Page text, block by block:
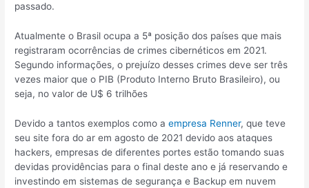
passado.
Atualmente o Brasil ocupa a 5ª posição dos países que mais
registraram ocorrências de crimes cibernéticos em 2021.
Segundo informações, o prejuízo desses crimes deve ser três
vezes maior que o PIB (Produto Interno Bruto Brasileiro), ou
seja, no valor de U$ 6 trilhões
Devido a tantos exemplos como aempresa Renner, que teve
seu site fora do ar em agosto de 2021 devido aos ataques
hackers, empresas de diferentes portes estão tomando suas
devidas providências para o final deste ano e já reservando e
investindo em sistemas de segurança e Backup em nuvem